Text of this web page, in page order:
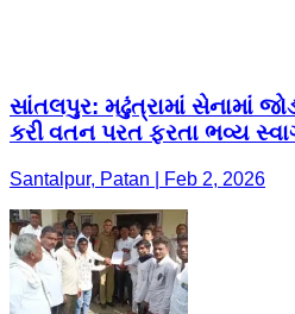
સાંતલપુર: મઢુંત્રામાં સેનામાં
કરી વતન પરત ફરતા ભવ્ય
Santalpur, Patan | Feb 2, 2026